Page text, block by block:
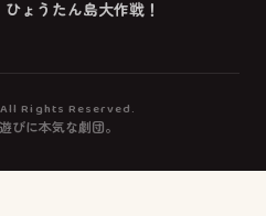
ひょうたん島大作戦！
Rights Reserved.
びに本気な劇団。